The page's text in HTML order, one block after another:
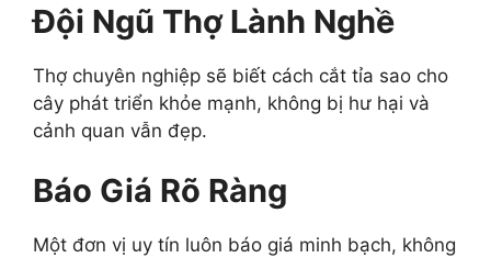
Đội Ngũ Thợ Lành Nghề
Thợ chuyên nghiệp sẽ biết cách cắt tỉa sao cho
cây phát triển khỏe mạnh, không bị hư hại và
cảnh quan vẫn đẹp.
Báo Giá Rõ Ràng
Một đơn vị uy tín luôn báo giá minh bạch, không